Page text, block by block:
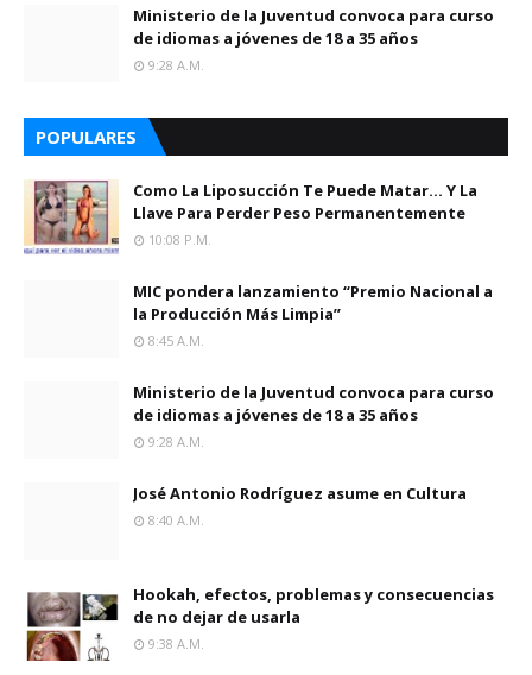
Ministerio de la Juventud convoca para curso
de idiomas a jóvenes de 18 a 35 años
9:28 A.m.
POPULARES
Como La Liposucción Te Puede Matar… Y La
Llave Para Perder Peso Permanentemente
10:08 P.m.
MIC pondera lanzamiento “Premio Nacional a
la Producción Más Limpia”
8:45 A.m.
Ministerio de la Juventud convoca para curso
de idiomas a jóvenes de 18 a 35 años
9:28 A.m.
José Antonio Rodríguez asume en Cultura
8:40 A.m.
Hookah, efectos, problemas y consecuencias
de no dejar de usarla
9:38 A.m.